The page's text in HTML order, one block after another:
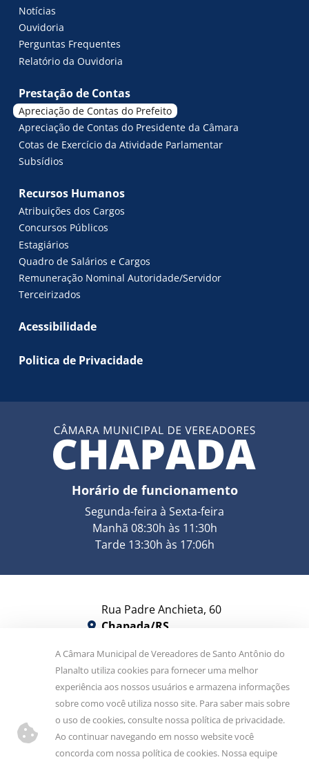
Notícias
Ouvidoria
Perguntas Frequentes
Relatório da Ouvidoria
Prestação de Contas
Apreciação de Contas do Prefeito
Apreciação de Contas do Presidente da Câmara
Cotas de Exercício da Atividade Parlamentar
Subsídios
Recursos Humanos
Atribuições dos Cargos
Concursos Públicos
Estagiários
Quadro de Salários e Cargos
Remuneração Nominal Autoridade/Servidor
Terceirizados
Acessibilidade
Politica de Privacidade
Horário de funcionamento
Segunda-feira à Sexta-feira
Manhã 08:30h às 11:30h
Tarde 13:30h às 17:06h
Rua Padre Anchieta, 60
Chapada/RS
camara@camarachapada.rs.gov.br
Siga-nos!
A Câmara Municipal de Vereadores de Santo Antônio do
Planalto utiliza cookies para fornecer uma melhor
experiência aos nossos usuários e armazena informações
sobre como você utiliza nosso site. Para saber mais sobre
o uso de cookies, consulte nossa política de privacidade.
Ao continuar navegando em nosso website você
concorda com nossa política de cookies. Nossa equipe